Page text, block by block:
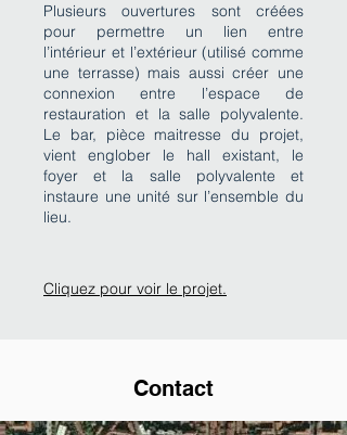
Plusieurs ouvertures sont créées
pour permettre un lien entre
l’intérieur et l’extérieur (utilisé comme
une terrasse) mais aussi créer une
connexion entre l’espace de
restauration et la salle polyvalente.
Le bar, pièce maitresse du projet,
vient englober le hall existant, le
foyer et la salle polyvalente et
instaure une unité sur l’ensemble du
lieu.
Cliquez pour voir le projet.
Contact